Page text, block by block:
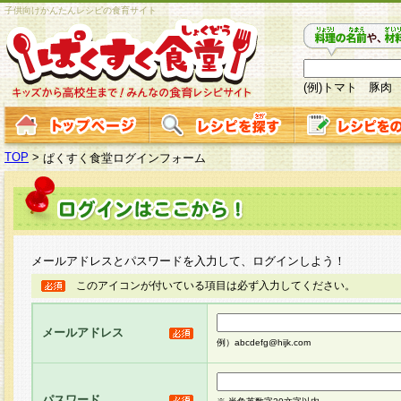
子供向けかんたんレシピの食育サイト
(例)トマト 豚肉
TOP > ぱくすく食堂ログインフォーム
メールアドレスとパスワードを入力して、ログインしよう！
このアイコンが付いている項目は必ず入力してください。
メールアドレス
例）abcdefg@hijk.com